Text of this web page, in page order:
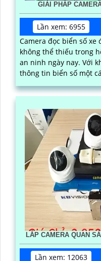
GIẢI PHÁP
Lần xem: 6955
Camera đọc biển số
không thể thiếu trong
an ninh ngày nay. Với khả năng nhận diện và xử lý
thông tin biển số một
này mang lại nhiều lợi
phương tiện đến việc
LẮP CAMERA QUAN
Lần xem: 12063